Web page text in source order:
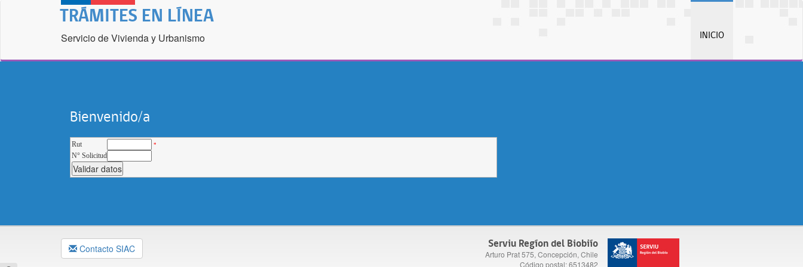
TRÁMITES EN LÍNEA
Servicio de Vivienda y Urbanismo INICIO
Bienvenido/a
Rut
N° Solicitud
Contacto SIAC Serviu Regíon del Biobiío
Arturo Prat 575, Concepción, Chile
Código postal: 6513482